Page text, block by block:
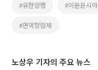
#유한양행 #이뮨온시아
#면역항암제
노상우 기자의 주요 뉴스